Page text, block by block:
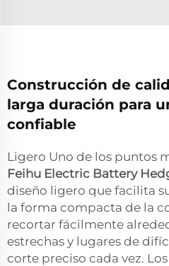
Construcción de
larga duración para
confiable
Ligero Uno de los puntos
Feihu Electric Battery
diseño ligero que facilita
la forma compacta de la
recortar fácilmente
estrechas y lugares de
corte preciso cada vez.